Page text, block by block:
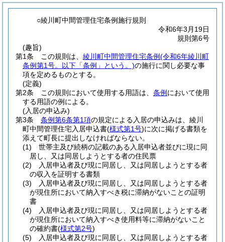
○綾川町中間管理住宅条例施行規則
令和6年3月19日
規則第6号
(趣旨)
第1条
この規則は、 綾川町中間管理住宅条例(令和6年綾川町
条例第1号。以下「条例」という。)の施行に関し必要な事
項を定めるものとする。
(定義)
第2条
この規則において使用する用語は、 条例 において使用
する用語の例による。
(入居の申込み)
第3条
条例第6条第1項の規定による入居の申込みは、綾川
町中間管理住宅入居申込書(様式第1号)に次に掲げる書類を
添えて町長に提出しなければならない。
(1)
世帯主及び続柄の記載のある入居申込者並びに現に同
居し、又は同居しようとする者の住民票
(2)
入居申込者及び現に同居し、又は同居しようとする者
の収入を証明する書類
(3)
入居申込者及び現に同居し、又は同居しようとする者
が現住所において納入すべき税に滞納がないことの証明
書
(4)
入居申込者及び現に同居し、又は同居しようとする者
が現住所において納入すべき使用料等に滞納がないこと
の確約書(様式第2号)
(5)
入居申込者及び現に同居し、又は同居しようとする者